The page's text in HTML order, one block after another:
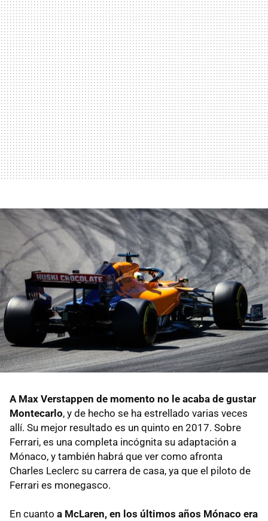
A Max Verstappen de momento no le acaba de gustar
Montecarlo, y de hecho se ha estrellado varias veces
allí. Su mejor resultado es un quinto en 2017. Sobre
Ferrari, es una completa incógnita su adaptación a
Mónaco, y también habrá que ver como afronta
Charles Leclerc su carrera de casa, ya que el piloto de
Ferrari es monegasco.
En cuanto a McLaren, en los últimos años Mónaco era